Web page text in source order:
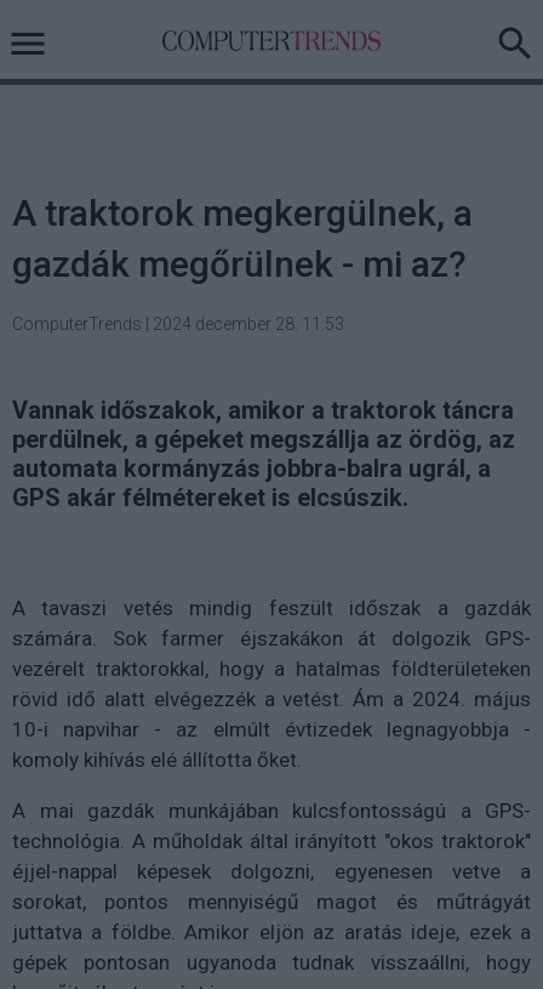
A traktorok megkergülnek, a
gazdák megőrülnek - mi az?
ComputerTrends 2024 december 28. 11:53
Vannak időszakok, amikor a traktorok táncra
perdülnek, a gépeket megszállja az ördög, az
automata kormányzás jobbra-balra ugrál, a
GPS akár félmétereket is elcsúszik.
A tavaszi vetés mindig feszült időszak a gazdák
számára. Sok farmer éjszakákon át dolgozik GPS-
vezérelt traktorokkal, hogy a hatalmas földterületeken
rövid idő alatt elvégezzék a vetést. Ám a 2024. május
10-i napvihar - az elmúlt évtizedek legnagyobbja -
komoly kihívás elé állította őket.
A mai gazdák munkájában kulcsfontosságú a GPS-
technológia. A műholdak által irányított "okos traktorok"
éjjel-nappal képesek dolgozni, egyenesen vetve a
sorokat, pontos mennyiségű magot és műtrágyát
juttatva a földbe. Amikor eljön az aratás ideje, ezek a
gépek pontosan ugyanoda tudnak visszaállni, hogy